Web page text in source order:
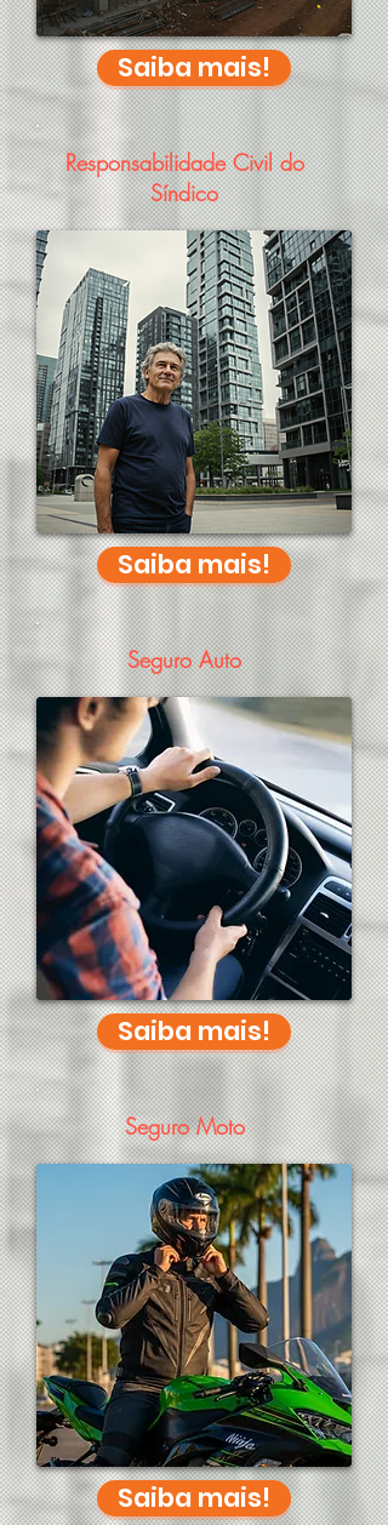
Saiba mais!
Responsabilidade Civil do
Síndico
Saiba mais!
Seguro Auto
Saiba mais!
Seguro Moto
Saiba mais!